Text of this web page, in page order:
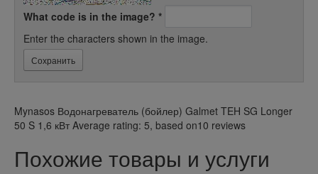
What code is in the image? *
Enter the characters shown in the image.
Mynasos Водонагреватель (бойлер) Galmet TEH SG Longer
50 S 1,6 кВт Average rating: 5, based on10 reviews
Похожие товары и услуги